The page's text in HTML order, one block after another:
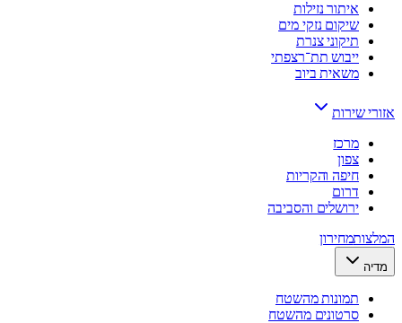
איתור נזילות
שיקום נזקי מים
תיקוני צנרת
ייבוש תת־רצפתי
משאית ביוב
אזורי שירות
מרכז
צפון
חיפה והקריות
דרום
ירושלים והסביבה
המלצותמחירון
מדיה
תמונות מהשטח
סרטונים מהשטח